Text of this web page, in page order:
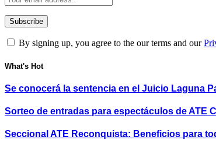
By signing up, you agree to the our terms and our
What's Hot
Se conocerá la sentencia en el Juicio Laguna
Sorteo de entradas para espectáculos de ATE
Seccional ATE Reconquista: Beneficios para